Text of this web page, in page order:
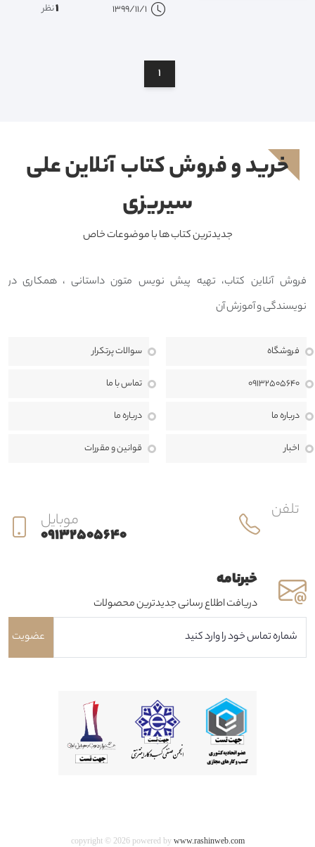
1399/11/1
1نظر
1
فروشگاه
09132505640
درباره ما
اخبار
سوالات پرتکرار
تماس با ما
درباره ما
قوانين و مقررات
خرید و فروش کتاب آنلاین علی
سیریزی
جدیدترین کتاب ها با موضوعات خاص
فروش آنلاین کتاب، تهیه پیش نویس متون داستانی ، همکاری در
نویسندگی و آموزش آن
خبرنامه
دریافت اطلاع رسانی جدیدترین محصولات
تلفن موبایل
09132505640
عضویت
copyright © 2026 powered by www.rashinweb.com